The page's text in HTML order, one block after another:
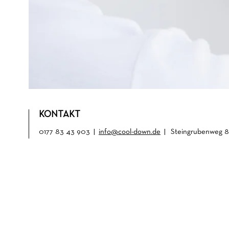
KONTAKT
0177 83 43 903 | info@cool-down.de Steingrubenweg